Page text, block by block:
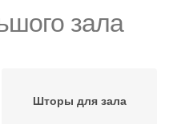
зала
Шторы для зала